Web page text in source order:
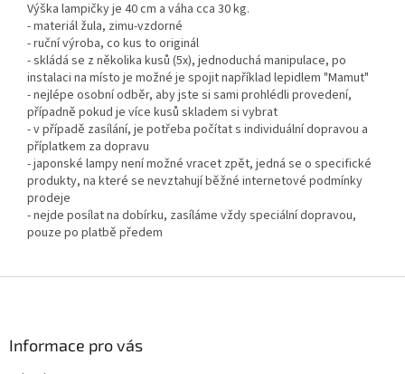
Výška lampičky je 40 cm a váha cca 30 kg.
- materiál žula, zimu-vzdorné
- ruční výroba, co kus to originál
- skládá se z několika kusů (5x), jednoduchá manipulace, po
instalaci na místo je možné je spojit například lepidlem "Mamut"
- nejlépe osobní odběr, aby jste si sami prohlédli provedení,
případně pokud je více kusů skladem si vybrat
- v případě zasílání, je potřeba počítat s individuální dopravou a
příplatkem za dopravu
- japonské lampy není možné vracet zpět, jedná se o specifické
produkty, na které se nevztahují běžné internetové podmínky
prodeje
- nejde posílat na dobírku, zasíláme vždy speciální dopravou,
pouze po platbě předem
Informace pro vás